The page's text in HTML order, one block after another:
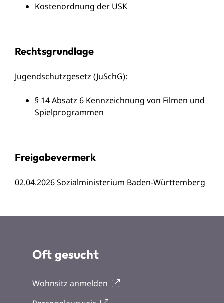
Kostenordnung der USK
Rechtsgrundlage
Jugendschutzgesetz (JuSchG):
§ 14 Absatz 6 Kennzeichnung von Filmen und
Spielprogrammen
Freigabevermerk
02.04.2026 Sozialministerium Baden-Württemberg
Oft gesucht
Wohnsitz anmelden